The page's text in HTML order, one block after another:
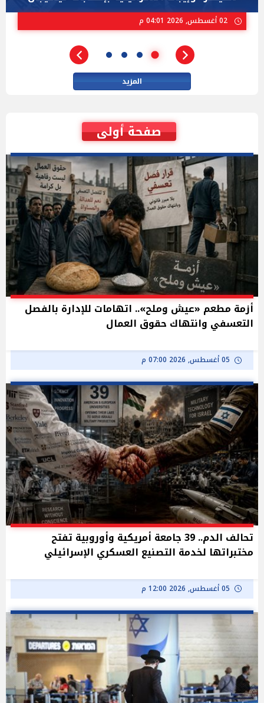
المزيد
صفحة أولى
أزمة مطعم «عيش وملح».. اتهامات للإدارة بالفصل
التعسفي وانتهاك حقوق العمال
05 أغسطس, 2026 07:00 م
تحالف الدم.. 39 جامعة أمريكية وأوروبية تفتح
مختبراتها لخدمة التصنيع العسكري الإسرائيلي
05 أغسطس, 2026 12:00 م